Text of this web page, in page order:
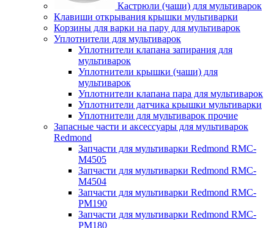
Кастрюли (чаши) для мультиварок
Клавиши открывания крышки мультиварки
Корзины для варки на пару для мультиварок
Уплотнители для мультиварок
Уплотнители клапана запирания для
мультиварок
Уплотнители крышки (чаши) для
мультиварок
Уплотнители клапана пара для мультиварок
Уплотнители датчика крышки мультиварки
Уплотнители для мультиварок прочие
Запасные части и аксессуары для мультиварок
Redmond
Запчасти для мультиварки Redmond RMC-
M4505
Запчасти для мультиварки Redmond RMC-
M4504
Запчасти для мультиварки Redmond RMC-
PM190
Запчасти для мультиварки Redmond RMC-
PM180